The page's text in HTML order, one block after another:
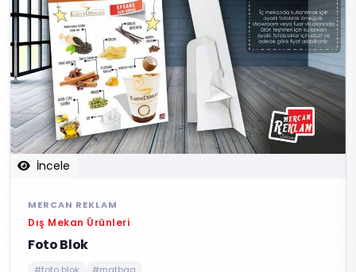
İncele
MERCAN REKLAM
Dış Mekan Ürünleri
Foto Blok